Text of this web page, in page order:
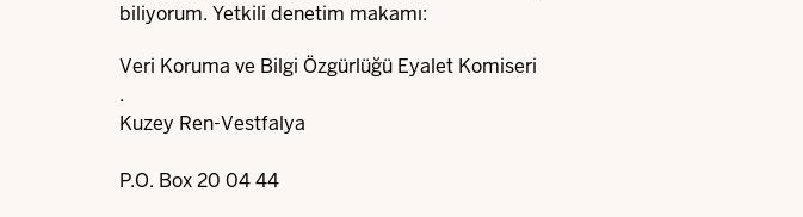
biliyorum. Yetkili denetim makamı:
Veri Koruma ve Bilgi Özgürlüğü Eyalet Komiseri
.
Kuzey Ren-Vestfalya
P.O. Box 20 04 44